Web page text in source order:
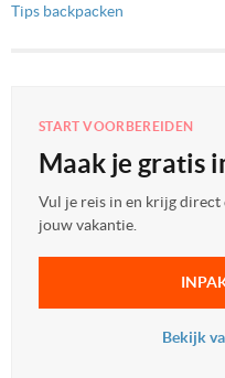
Tips backpacken
START VOORBEREIDEN
Maak je gratis
Vul je reis in en krijg
jouw vakantie.
Bekijk